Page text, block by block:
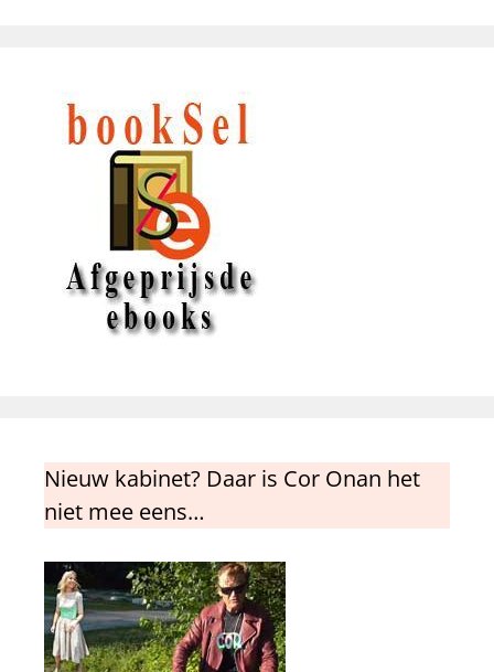
Nieuw kabinet? Daar is Cor Onan het
niet mee eens…